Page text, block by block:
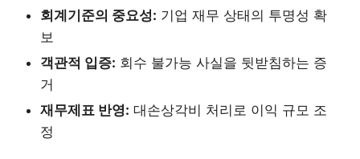
회계기준의 중요성: 기업 재무 상태의 투명성 확
보
객관적 입증: 회수 불가능 사실을 뒷받침하는 증
거
재무제표 반영: 대손상각비 처리로 이익 규모 조
정